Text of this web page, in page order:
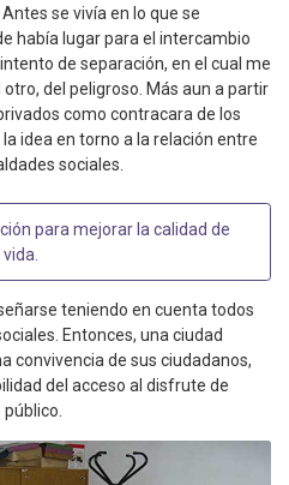
se vivía en lo que se
había lugar para el intercambio
de separación, en el cual me
del peligroso. Más aun a partir
como contracara de los
idea en torno a la relación entre
sociales.
para mejorar la calidad de
vida
teniendo en cuenta todos
Entonces, una ciudad
convivencia de sus ciudadanos,
del acceso al disfrute de